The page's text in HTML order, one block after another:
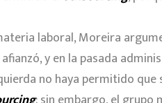
laboral, Moreira
y en la pasada
no haya permitido